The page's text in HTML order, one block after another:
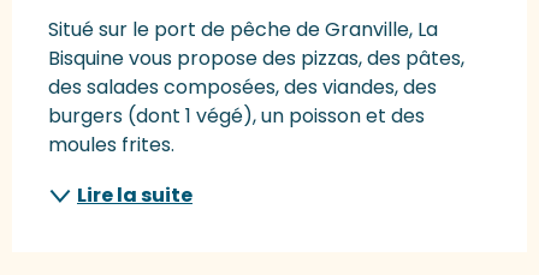
Situé sur le port de pêche de Granville, La
Bisquine vous propose des pizzas, des pâtes,
des salades composées, des viandes, des
burgers (dont 1 végé), un poisson et des
moules frites.
Lire la suite